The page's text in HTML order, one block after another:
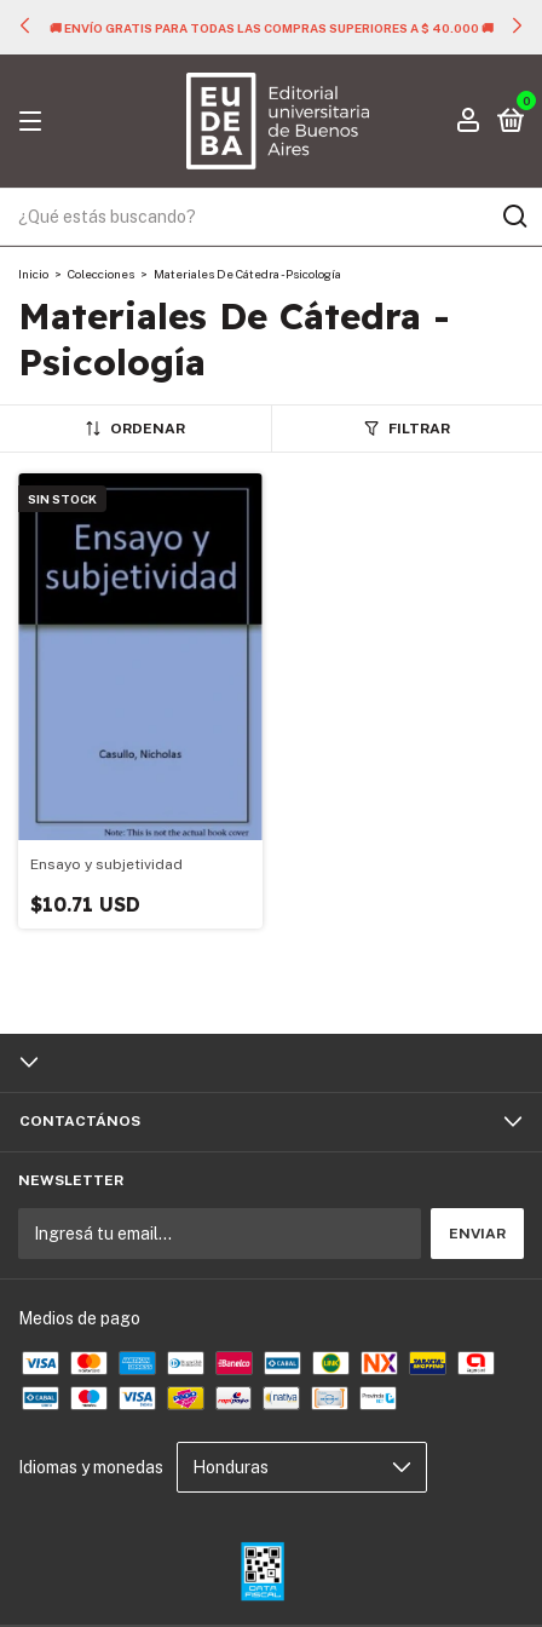
🚚 ENVÍO GRATIS PARA TODAS LAS COMPRAS SUPERIORES A $ 40.000 🚚
0
Inicio > Colecciones > Materiales De Cátedra - Psicología
Materiales De Cátedra -
Psicología
ORDENAR FILTRAR
SIN STOCK
Ensayo y subjetividad
$10.71 USD
CONTACTÁNOS
NEWSLETTER
Medios de pago
Idiomas y monedas